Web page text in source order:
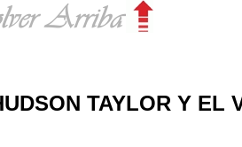
TAYLOR Y EL